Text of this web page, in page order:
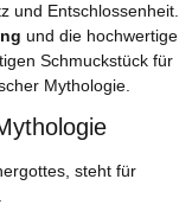
und Entschlossenheit.
und die hochwertige
Schmuckstück für
Mythologie.
steht für